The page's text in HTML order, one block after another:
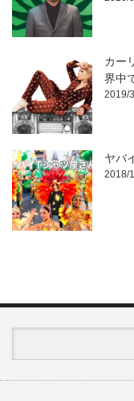
カー
界中
2019/
ヤバ
2018/